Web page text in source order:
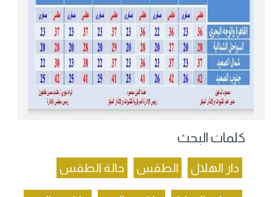
كلمات البحث
دار الهلال الطقس حالة الطقس